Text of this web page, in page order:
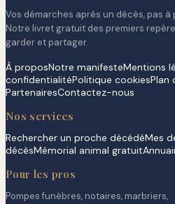
Vos démarches après un décès, pas à
Notre livret gratuit des premiers
garder et partager.
À proposNotre manifesteMentions
confidentialitéPolitique cookiesPlan
PartenairesContactez-nous
Nos services
Rechercher un proche décédéMes
décèsMémorial animal gratuit
Pour les pros
Pompes funèbres, notaires, marbriers,